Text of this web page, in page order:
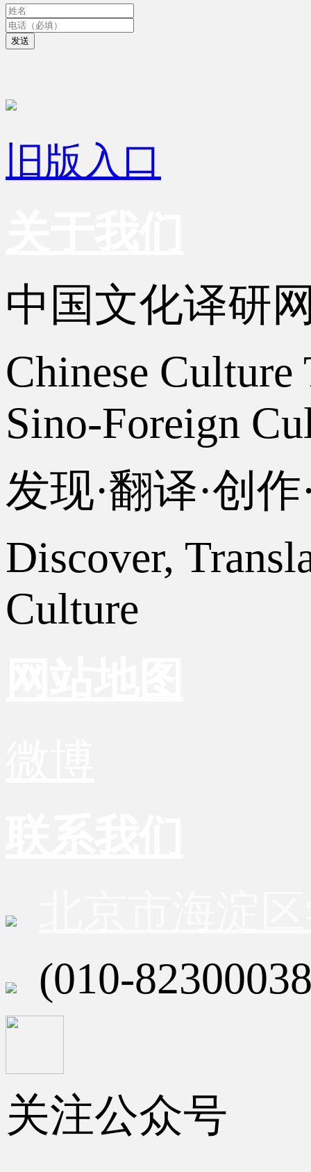
发送
旧版入口
中国文化译研
Chinese
Sino-Foreign
发现·翻译·创
Discover,
Culture
(010-
关注公众号